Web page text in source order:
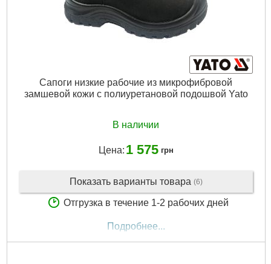
Сапоги низкие рабочие из микрофибровой
замшевой кожи с полиуретановой подошвой Yato
В наличии
Цена: 1 575 грн
Показать варианты товара (6)
Отгрузка в течение 1-2 рабочих дней
Подробнее...